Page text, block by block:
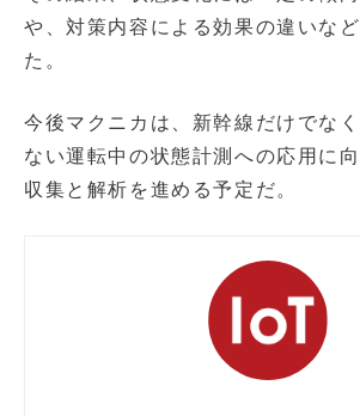
や、対策内容による効果の違いな
た。
今後マクニカは、新幹線だけでな
ない運転中の状態計測への応用に
収集と解析を進める予定だ。